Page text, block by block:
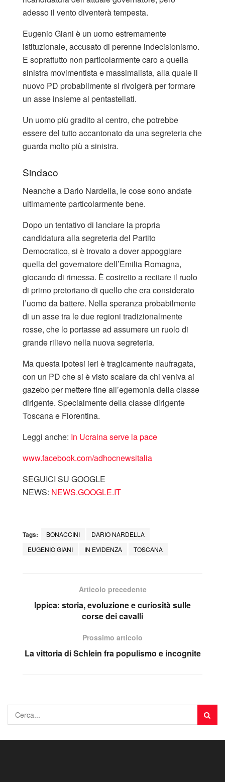
adesso il vento diventerà tempesta.
Eugenio Giani è un uomo estremamente
istituzionale, accusato di perenne indecisionismo.
E soprattutto non particolarmente caro a quella
sinistra movimentista e massimalista, alla quale il
nuovo PD probabilmente si rivolgerà per formare
un asse insieme ai pentastellati.
Un uomo più gradito al centro, che potrebbe
essere del tutto accantonato da una segreteria che
guarda molto più a sinistra.
Sindaco
Neanche a Dario Nardella, le cose sono andate
ultimamente particolarmente bene.
Dopo un tentativo di lanciare la propria
candidatura alla segreteria del Partito
Democratico, si è trovato a dover appoggiare
quella del governatore dell’Emilia Romagna,
giocando di rimessa. È costretto a recitare il ruolo
di primo pretoriano di quello che era considerato
l’uomo da battere. Nella speranza probabilmente
di un asse tra le due regioni tradizionalmente
rosse, che lo portasse ad assumere un ruolo di
grande rilievo nella nuova segreteria.
Ma questa ipotesi ieri è tragicamente naufragata,
con un PD che si è visto scalare da chi veniva ai
gazebo per mettere fine all’egemonia della classe
dirigente. Specialmente della classe dirigente
Toscana e Fiorentina.
Leggi anche: In Ucraina serve la pace
www.facebook.com/adhocnewsitalia
SEGUICI SU GOOGLE
NEWS: NEWS.GOOGLE.IT
Tags: BONACCINI
DARIO NARDELLA
EUGENIO GIANI
IN EVIDENZA TOSCANA
Articolo precedente
Ippica: storia, evoluzione e curiosità sulle
corse dei cavalli
Prossimo articolo
La vittoria di Schlein fra populismo e incognite